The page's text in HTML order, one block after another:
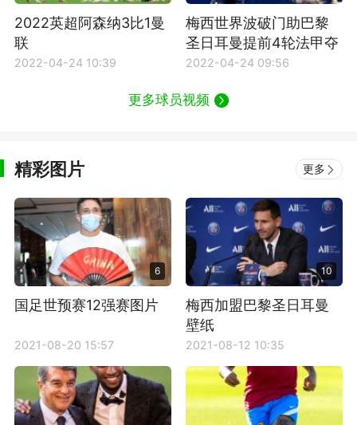
2022英超阿森纳3比1曼
联
2022-04-24 10:39
梅西世界波破门助巴黎
圣日耳曼提前4轮法甲夺
冠
2022-04-24 09:56
更多球员视频
精彩图片 更多
6
国足世预赛12强赛图片
2021-08-20 15:57
10
梅西加盟巴黎圣日耳曼
壁纸
2021-08-12 10:35